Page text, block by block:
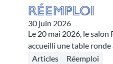
Réemploi
30 juin 2026
Le 20 mai 2026, le salon
accueilli une table ronde
caisse plastique
Articles Réemploi